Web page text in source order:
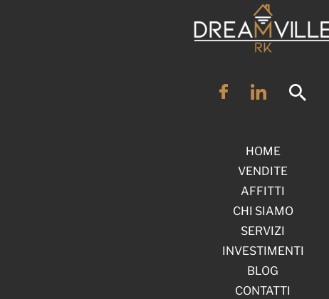
HOME
VENDITE
AFFITTI
CHI SIAMO
SERVIZI
INVESTIMENTI
BLOG
CONTATTI